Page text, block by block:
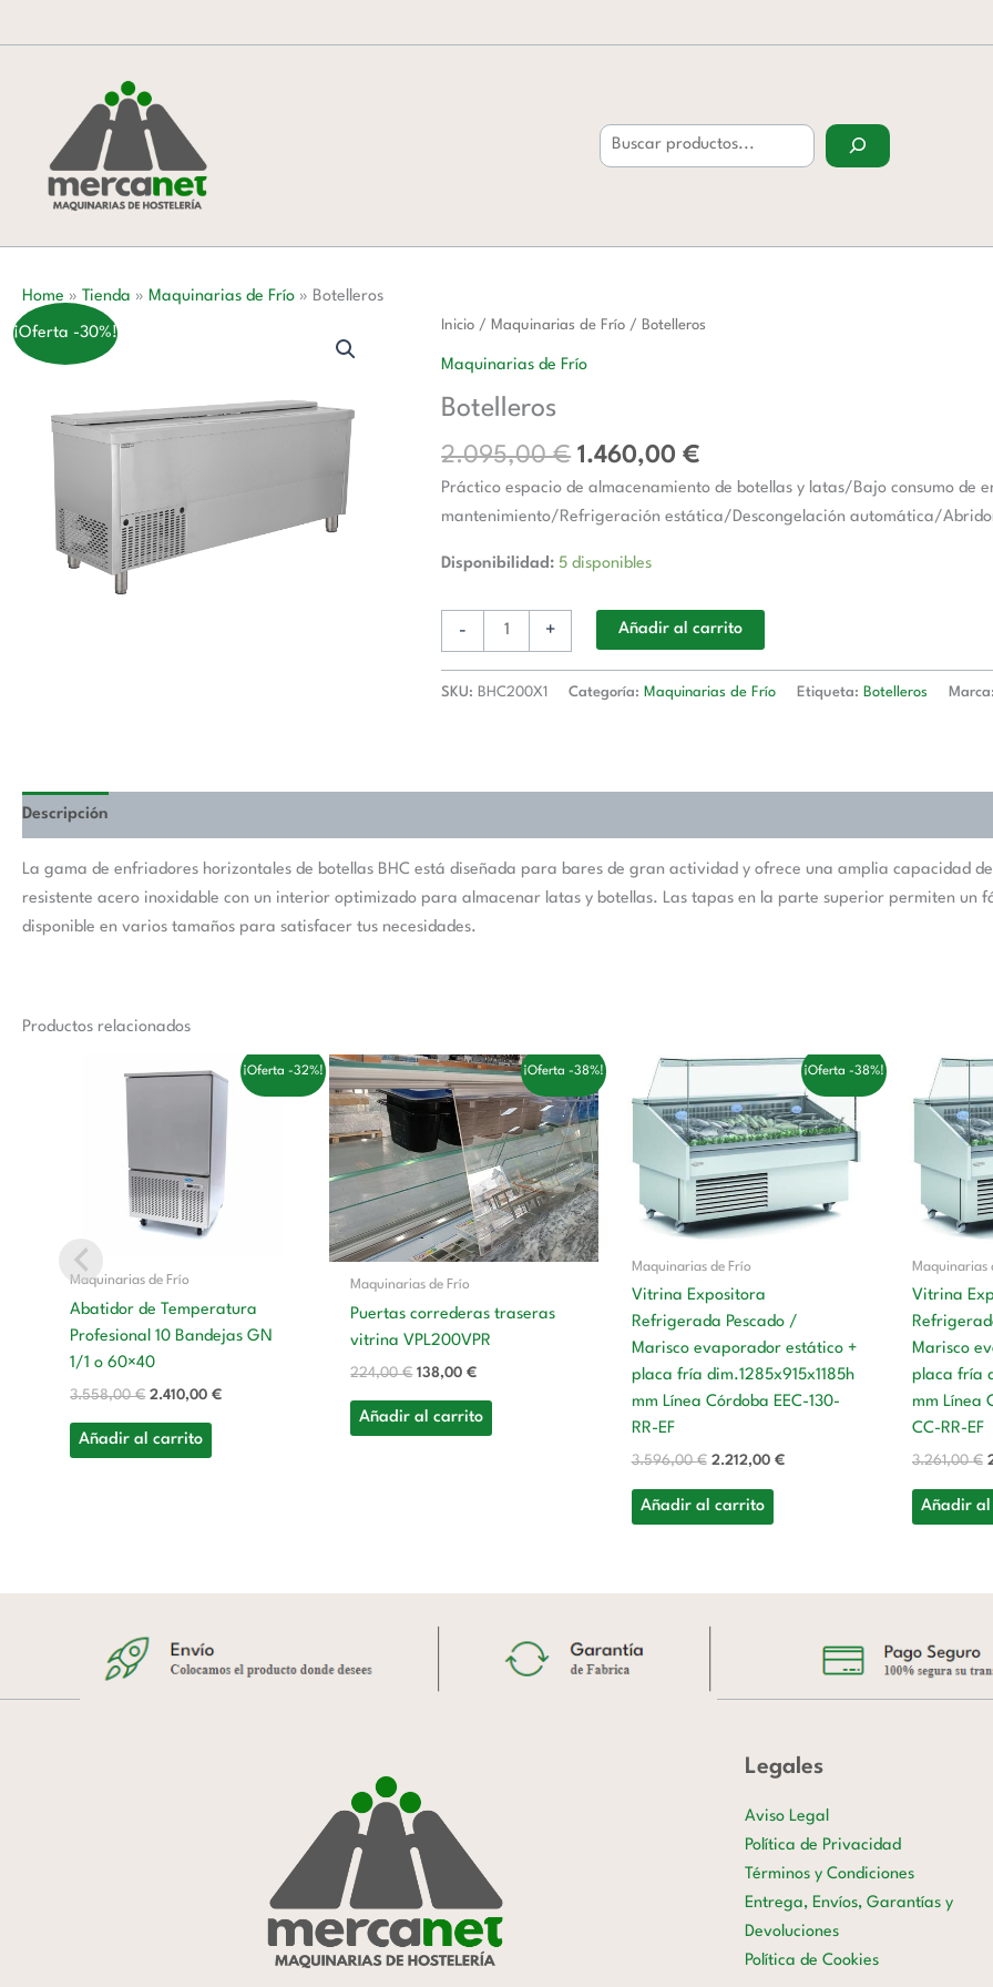
al
Home » Tienda » Maquinarias de Frío » Botelleros
¡Oferta -30%! Inicio / Maquinarias de Frío / Botelleros
Maquinarias de Frío
Botelleros
2.095,00€
El
precio
2.095,00 €.
1.460,00€
El
Práctico espacio de almacenamiento de botellas y latas/Bajo consumo
mantenimiento/Refrigeración estática/Descongelación automática/
Disponibilidad: 5 disponibles
-
Botelleros
+ Añadir al carrito
SKU: BHC200X1 Categoría: Maquinarias de Frío Etiqueta: Botelleros Marca:
Descripción
La gama de enfriadores horizontales de botellas BHC está diseñada para bares de gran actividad y ofrece una amplia capacidad
resistente acero inoxidable con un interior optimizado para almacenar latas y botellas. Las tapas en la parte superior permiten un
disponible en varios tamaños para satisfacer tus necesidades.
Productos relacionados
¡Oferta -32%!
Maquinarias de Frío
Abatidor de Temperatura
Profesional 10 Bandejas GN
1/1 o 60×40
3.558,00€
precio
3.558,00 €.
2.410,00€
precio
Añadir al carrito
¡Oferta -38%!
Maquinarias de Frío
Puertas correderas traseras
vitrina VPL200VPR
224,00€
El
precio
original
era:
224,00 €.
138,00€
El
precio
actual
es:
138,00 €.
Añadir al carrito
¡Oferta -38%!
Maquinarias de Frío
Vitrina Expositora
Refrigerada Pescado /
Marisco evaporador estático +
placa fría dim.1285x915x1185h
mm Línea Córdoba EEC-130-
RR-EF
3.596,00€
El
original
era:
3.596,00 €.
2.212,00 €
El
precio
actual
es:
2.212,00 €.
Añadir al carrito
Maquinarias
Vitrina
Marisco
placa fría
mm Línea
CC-RR-EF
3.261,00€
Añadir
Legales
Aviso Legal
Política de Privacidad
Términos y Condiciones
Entrega, Envíos, Garantías y
Devoluciones
Política de Cookies